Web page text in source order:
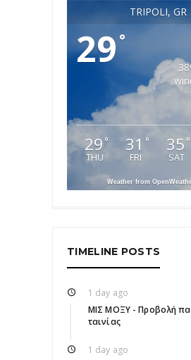
TRIPOLI, GR
29°
29 °
THU
31 °
FRI
35 °
SAT
Weather from
TIMELINE POSTS
1 day ago
ΜΙΣ ΜΟΞΥ - Προβολή
ταινίας
1 day ago